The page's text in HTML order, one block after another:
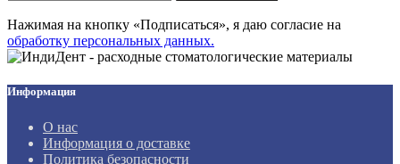
Нажимая на кнопку «Подписаться», я даю cогласие на
обработку персональных данных.
Информация
О нас
Информация о доставке
Политика безопасности